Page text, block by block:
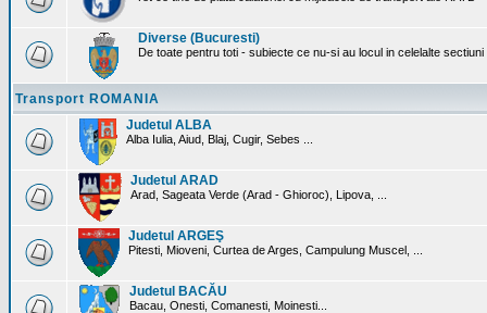
Diverse (Bucuresti)
De toate pentru toti - subiecte ce nu-si au locul in celelalte
Transport ROMANIA
Judetul ALBA
Alba Iulia, Aiud, Blaj, Cugir, Sebes ...
Judetul ARAD
Arad, Sageata Verde (Arad - Ghioroc), Lipova, ...
Judetul ARGEŞ
Pitesti, Mioveni, Curtea de Arges, Campulung Muscel, ...
Judetul BACĂU
Bacau, Onesti, Comanesti, Moinesti...